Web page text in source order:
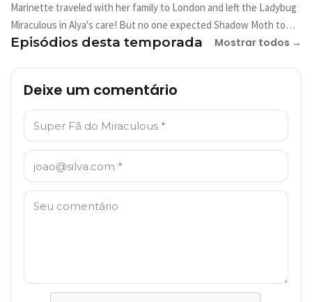
Tentar novamente
Marinette traveled with her family to London and left the Ladybug
Miraculous in Alya's care! But no one expected Shadow Moth to
unleash a monster in Paris that works like a computer virus. With
the city and Marinette? Will she turn into Ladybug?
Episódios desta temporada Mostrar todos →
Deixe um comentário
Nome: *
E-mail: *
Comentário: *